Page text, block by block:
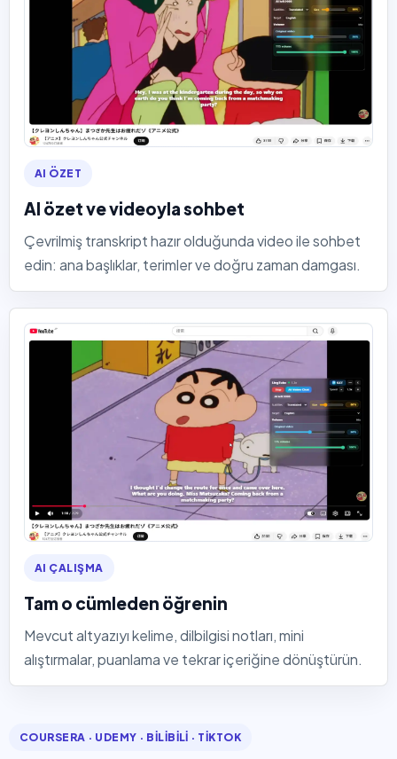
AI ÖZET
AI özet ve videoyla sohbet
Çevrilmiş transkript hazır olduğunda video ile sohbet
edin: ana başlıklar, terimler ve doğru zaman damgası.
AI ÇALIŞMA
Tam o cümleden öğrenin
Mevcut altyazıyı kelime, dilbilgisi notları, mini
alıştırmalar, puanlama ve tekrar içeriğine dönüştürün.
COURSERA · UDEMY · BILIBILI · TIKTOK